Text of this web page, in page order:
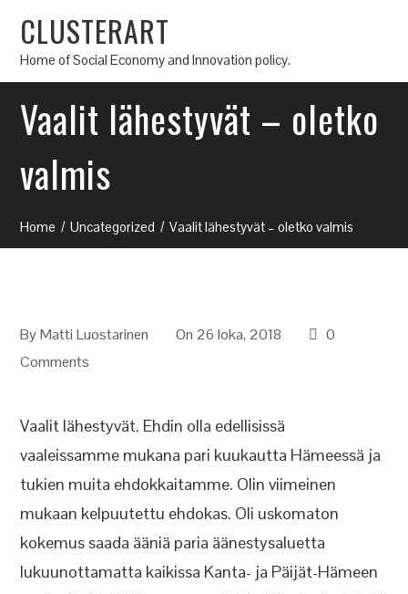
CLUSTERART
Home of Social Economy and Innovation policy.
Vaalit lähestyvät – oletko
valmis
Home Uncategorized Vaalit lähestyvät – oletko valmis
ByMatti Luostarinen On 26 loka, 2018
0
Comments
Vaalit lähestyvät. Ehdin olla edellisissä
vaaleissamme mukana pari kuukautta Hämeessä ja
tukien muita ehdokkaitamme. Olin viimeinen
mukaan kelpuutettu ehdokas. Oli uskomaton
kokemus saada ääniä paria äänestysaluetta
lukuunottamatta kaikissa Kanta- ja Päijät-Hämeen